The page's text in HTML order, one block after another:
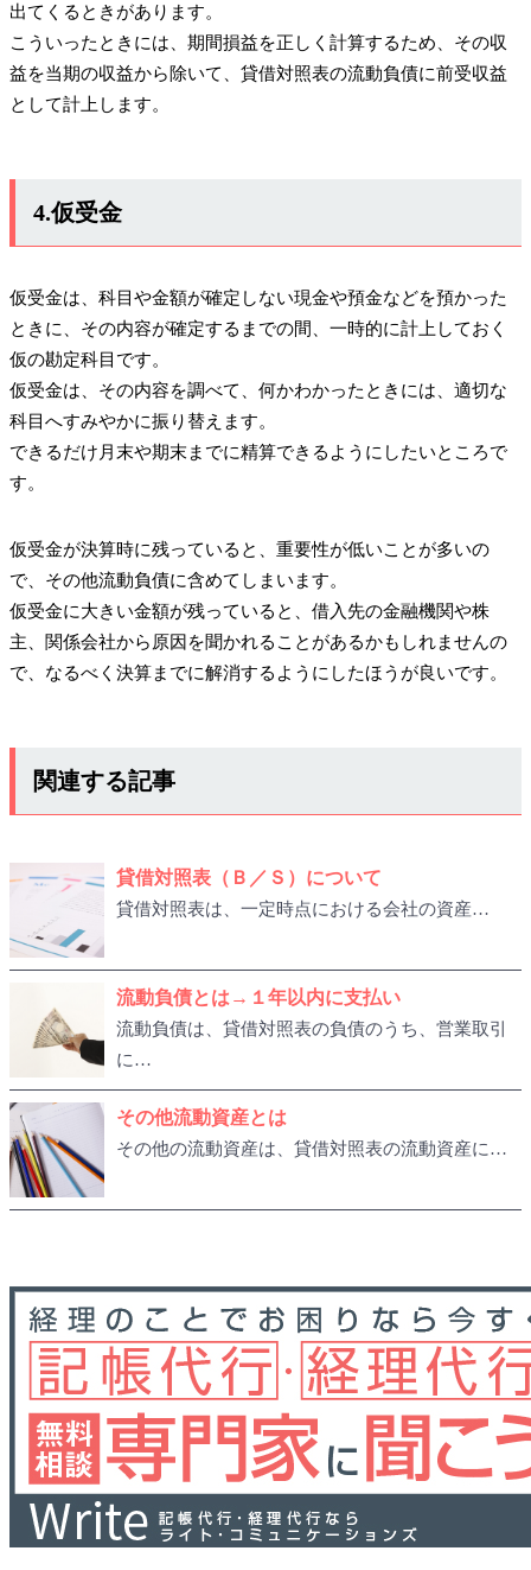
出てくるときがあります。
こういったときには、期間損益を正しく計算するため、その収
益を当期の収益から除いて、貸借対照表の流動負債に前受収益
として計上します。
4.仮受金
仮受金は、科目や金額が確定しない現金や預金などを預かった
ときに、その内容が確定するまでの間、一時的に計上しておく
仮の勘定科目です。
仮受金は、その内容を調べて、何かわかったときには、適切な
科目へすみやかに振り替えます。
できるだけ月末や期末までに精算できるようにしたいところで
す。
仮受金が決算時に残っていると、重要性が低いことが多いの
で、その他流動負債に含めてしまいます。
仮受金に大きい金額が残っていると、借入先の金融機関や株
主、関係会社から原因を聞かれることがあるかもしれませんの
で、なるべく決算までに解消するようにしたほうが良いです。
関連する記事
貸借対照表（Ｂ／Ｓ）について
貸借対照表は、一定時点における会社の資産…
流動負債とは→１年以内に支払い
流動負債は、貸借対照表の負債のうち、営業取引
に…
その他流動資産とは
その他の流動資産は、貸借対照表の流動資産に…